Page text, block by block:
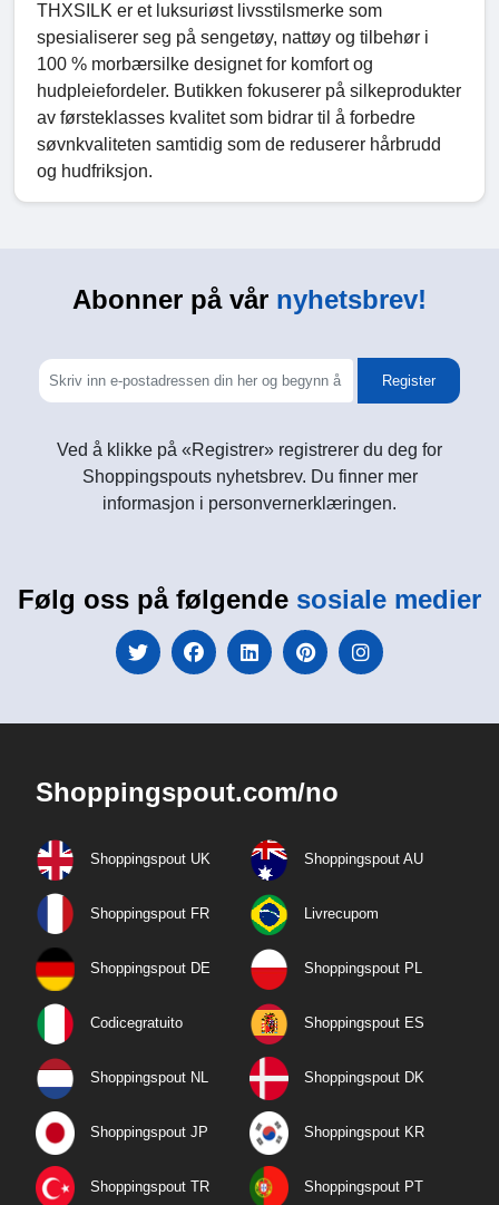
THXSILK er et luksuriøst livsstilsmerke som
spesialiserer seg på sengetøy, nattøy og tilbehør i
100 % morbærsilke designet for komfort og
hudpleiefordeler. Butikken fokuserer på silkeprodukter
av førsteklasses kvalitet som bidrar til å forbedre
søvnkvaliteten samtidig som de reduserer hårbrudd
og hudfriksjon.
Abonner på vår nyhetsbrev!
Register
Ved å klikke på «Registrer» registrerer du deg for
Shoppingspouts nyhetsbrev. Du finner mer
informasjon i personvernerklæringen.
Følg oss på følgende sosiale medier
Shoppingspout.com/no
Shoppingspout UK Shoppingspout AU
Shoppingspout FR Livrecupom
Shoppingspout DE Shoppingspout PL
Codicegratuito Shoppingspout ES
Shoppingspout NL Shoppingspout DK
Shoppingspout JP Shoppingspout KR
Shoppingspout TR Shoppingspout PT